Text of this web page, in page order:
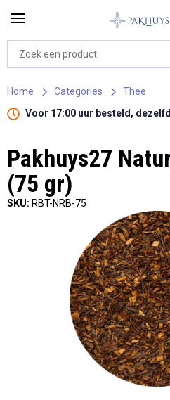
Home Categories
Thee
Voor 17:00 uur besteld,
Pakhuys27
(75 gr)
SKU: RBT-NRB-75